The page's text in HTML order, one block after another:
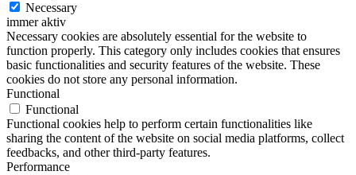
Necessary
immer aktiv
Necessary cookies are absolutely essential for the website to
function properly. This category only includes cookies that ensures
basic functionalities and security features of the website. These
cookies do not store any personal information.
Functional
Functional
Functional cookies help to perform certain functionalities like
sharing the content of the website on social media platforms, collect
feedbacks, and other third-party features.
Performance